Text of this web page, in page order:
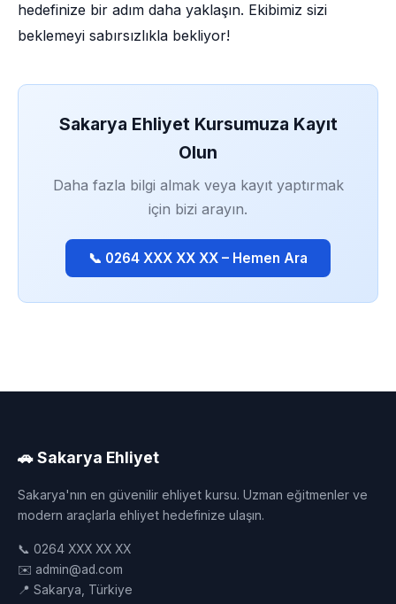
hedefinize bir adım daha yaklaşın. Ekibimiz sizi
beklemeyi sabırsızlıkla bekliyor!
Sakarya Ehliyet Kursumuza Kayıt
Olun
Daha fazla bilgi almak veya kayıt yaptırmak
için bizi arayın.
📞 0264 XXX XX XX – Hemen Ara
🚗 Sakarya Ehliyet
Sakarya'nın en güvenilir ehliyet kursu. Uzman eğitmenler ve
modern araçlarla ehliyet hedefinize ulaşın.
📞 0264 XXX XX XX
✉️ admin@ad.com
📍 Sakarya, Türkiye